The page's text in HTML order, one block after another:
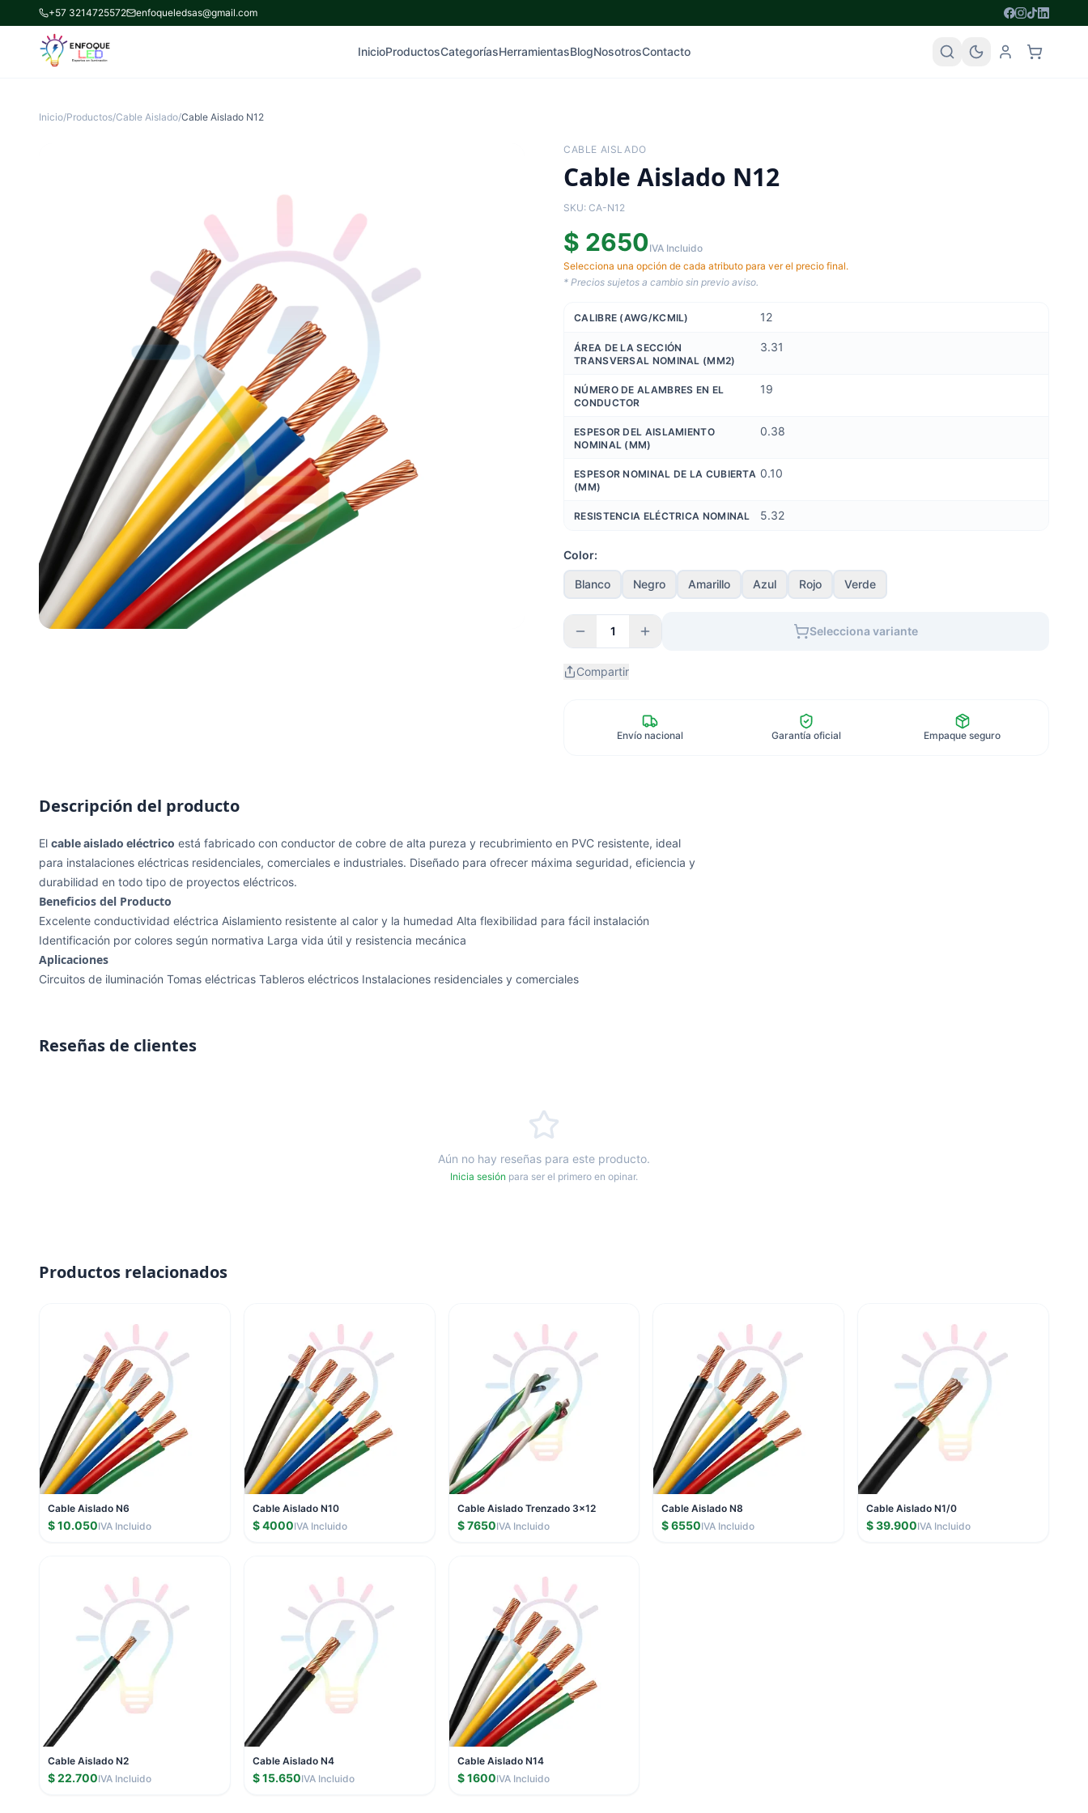
+57 3214725572 enfoqueledsas@gmail.com
InicioProductosCategoríasHerramientasBlogNosotrosContacto
Inicio/Productos/Cable Aislado/Cable Aislado N12
CABLE AISLADO
Cable Aislado N12
SKU: CA-N12
$ 2650 IVA Incluido
Selecciona una opción de cada atributo para ver el precio final.
* Precios sujetos a cambio sin previo aviso.
CALIBRE (AWG/KCMIL) 12
ÁREA DE LA SECCIÓN
TRANSVERSAL NOMINAL (MM2)
3.31
NÚMERO DE ALAMBRES EN EL
CONDUCTOR
19
ESPESOR DEL AISLAMIENTO
NOMINAL (MM)
0.38
ESPESOR NOMINAL DE LA CUBIERTA
(MM)
0.10
RESISTENCIA ELÉCTRICA NOMINAL 5.32
Color:
Blanco Negro Amarillo Azul Rojo Verde
1 Selecciona variante
Compartir
Envío nacional Garantía oficial Empaque seguro
Descripción del producto
El cable aislado eléctrico está fabricado con conductor de cobre de alta pureza y recubrimiento en PVC resistente, ideal
para instalaciones eléctricas residenciales, comerciales e industriales. Diseñado para ofrecer máxima seguridad, eficiencia y
durabilidad en todo tipo de proyectos eléctricos.
Beneficios del Producto
Excelente conductividad eléctrica Aislamiento resistente al calor y la humedad Alta flexibilidad para fácil instalación
Identificación por colores según normativa Larga vida útil y resistencia mecánica
Aplicaciones
Circuitos de iluminación Tomas eléctricas Tableros eléctricos Instalaciones residenciales y comerciales
Reseñas de clientes
Aún no hay reseñas para este producto.
Inicia sesión para ser el primero en opinar.
Productos relacionados
Cable Aislado N6
$ 10.050IVA Incluido
Cable Aislado N10
$ 4000IVA Incluido
Cable Aislado Trenzado 3x12
$ 7650IVA Incluido
Cable Aislado N8
$ 6550IVA Incluido
Cable Aislado N1/0
$ 39.900IVA Incluido
Cable Aislado N2
$ 22.700IVA Incluido
Cable Aislado N4
$ 15.650IVA Incluido
Cable Aislado N14
$ 1600IVA Incluido